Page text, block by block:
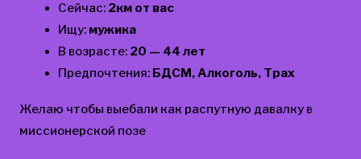
Сейчас: 2км от вас
Ищу: мужика
В возрасте: 20 — 44 лет
Предпочтения: БДСМ, Алкоголь, Трах
Желаю чтобы выебали как распутную давалку в
миссионерской позе